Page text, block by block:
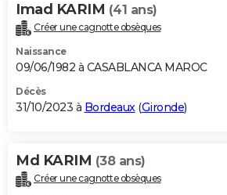
Imad KARIM (41 ans)
Créer une cagnotte obsèques
Naissance
09/06/1982 à CASABLANCA MAROC
Décès
31/10/2023 à Bordeaux(Gironde)
Md KARIM (38 ans)
Créer une cagnotte obsèques